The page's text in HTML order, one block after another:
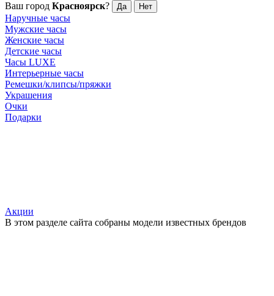
Ваш город Красноярск? Да Нет
Наручные часы
Мужские часы
Женские часы
Детские часы
Часы LUXE
Интерьерные часы
Ремешки/клипсы/пряжки
Украшения
Очки
Подарки
Акции
В этом разделе сайта собраны модели известных брендов